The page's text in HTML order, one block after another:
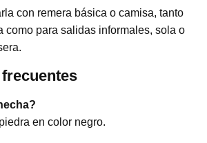
con remera básica o camisa, tanto
como para salidas informales, sola o
en color negro.